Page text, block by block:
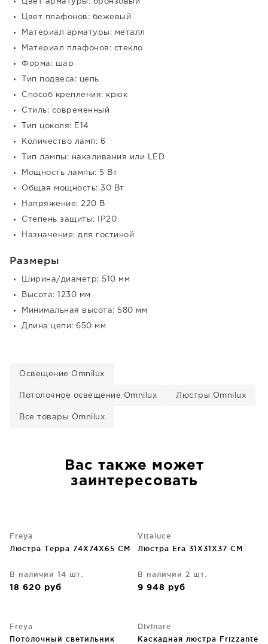
Цвет арматуры: бронзовый
Цвет плафонов: бежевый
Материал арматуры: металл
Материал плафонов: стекло
Форма: шар
Тип подвеса: цепь
Способ крепления: крюк
Стиль: современный
Тип цоколя: E14
Количество ламп: 6
Тип лампы: накаливания или LED
Мощность лампы: 5 Вт
Общая мощность: 30 Вт
Напряжение: 220 В
Степень защиты: IP20
Назначение: для гостиной
Размеры
Ширина/диаметр: 510 мм
Высота: 1230 мм
Минимальная высота: 580 мм
Длина цепи: 650 мм
Освещение Omnilux
Потолочное освещение Omnilux Люстры Omnilux
Все товары Omnilux
Вас также может
заинтересовать
Freya
Люстра Терра 74X74X65 CM
В наличии 14 шт.
18 620 руб
Vitaluce
Люстра Era 31X31X37 CM
В наличии 2 шт.
9 948 руб
Freya
Потолочный светильник
Divinare
Каскадная люстра Frizzante